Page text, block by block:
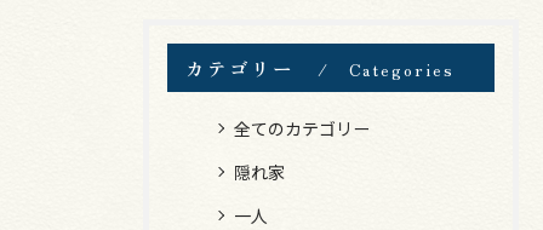
カテゴリー Categories
全てのカテゴリー
隠れ家
一人